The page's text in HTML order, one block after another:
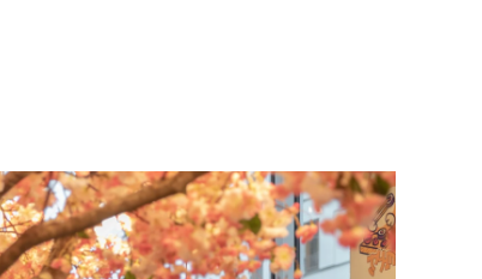
les professionnels ont, eux aussi, besoin
espacesetcréer un univers esthétique,
clients comme pour leurs salariés.
architecte d'intérieur, Claire-Marie